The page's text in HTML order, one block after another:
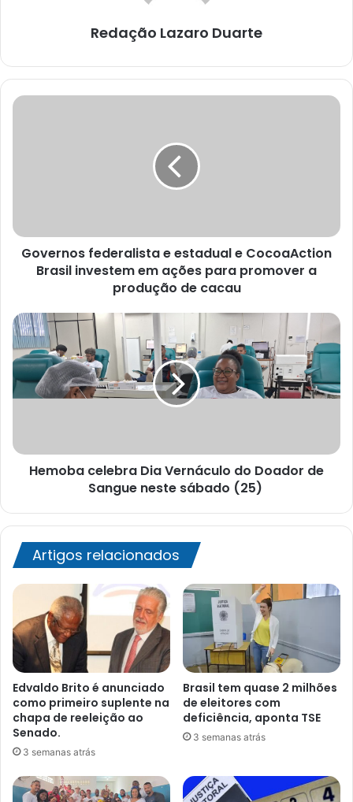
Redação Lazaro Duarte
Governos
em
ações
produção
de
cacau
Governos federalista e estadual e CocoaAction
Brasil investem em ações para promover a
produção de cacau
Hemoba
celebra
Dia
Vernáculo
do
Doador
neste
sábado
Hemoba celebra Dia Vernáculo do Doador de
Sangue neste sábado (25)
Artigos relacionados
Edvaldo Brito é anunciado
como primeiro suplente na
chapa de reeleição ao
Senado.
3 semanas atrás
Brasil tem quase 2 milhões
de eleitores com
deficiência, aponta TSE
3 semanas atrás